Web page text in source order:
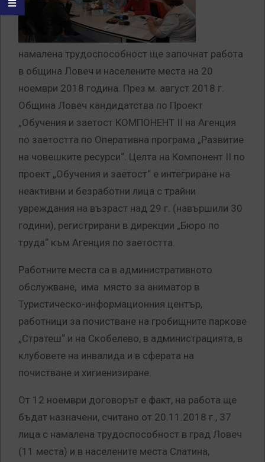
намалена трудоспособност ще започнат работа
в община Ловеч и населените места на 20
ноември 2018 година. През м. август 2018 г.
Община Ловеч кандидатства по Проект
„Обучения и заетост КОМПОНЕНТ II на Агенция
по заетостта по Оперативна програма „Развитие
на човешките ресурси“. Целта на Компонент II по
проект „Обучения и заетост“ е интегриране на
неактивни и безработни лица с трайни
увреждания на възраст над 29 г. (навършили 30
години), регистрирани в дирекции „Бюро по
труда“ към Агенция по заетостта.
Работните места са в административното
обслужване, има място за аниматор в
Туристическо-информационния център,
работници за почистване на гробищните паркове
„Стратеш“ и на Скобелево, в администрацията, в
клубовете на инвалида и в сферата на
почистване и хигиенизиране.
От 12 ноември договорът е факт, на работа ще
бъдат назначени, считано от 20.11.2018 г., 37
лица с намалена трудоспособност в град Ловеч
(11 места) и в населените места Слатина,